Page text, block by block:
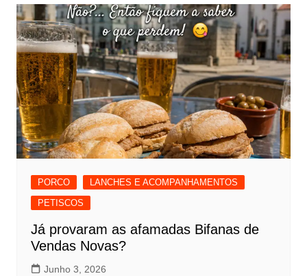
PORCO
LANCHES E ACOMPANHAMENTOS
PETISCOS
Já provaram as afamadas Bifanas de
Vendas Novas?
Junho 3, 2026